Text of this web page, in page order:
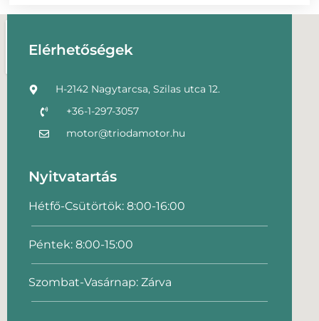
Elérhetőségek
H-2142 Nagytarcsa, Szilas utca 12.
+36-1-297-3057
motor@triodamotor.hu
Nyitvatartás
Hétfő-Csütörtök: 8:00-16:00
Péntek: 8:00-15:00
Szombat-Vasárnap: Zárva